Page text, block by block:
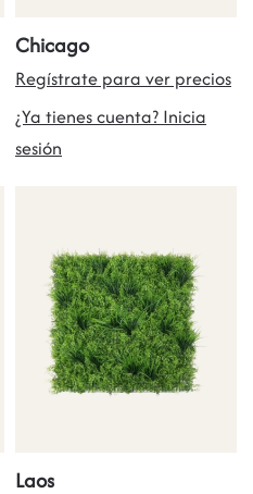
Chicago
Regístrate para ver precios
¿Ya tienes cuenta? Inicia
sesión
Laos